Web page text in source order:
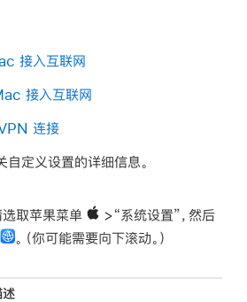
接入互联网
接入互联网
连接
定义设置的详细信息。
选取苹果菜单
>“系统设置”，然后
。（你可能需要向下滚动。）
述